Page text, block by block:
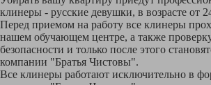
клинеры - русские девушки, в возрасте от
Перед приемом на работу все клинеры
нашем обучающем центре, а также
безопасности и только после этого
компании "Братья Чистовы".
Все клинеры работают исключительно в